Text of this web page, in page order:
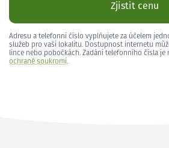
Zjistit cenu
Adresu a telefonní číslo vyplňujete za účelem
služeb pro vaši lokalitu. Dostupnost internetu
lince nebo pobočkách. Zadání telefonního čísla je
ochraně soukromí.